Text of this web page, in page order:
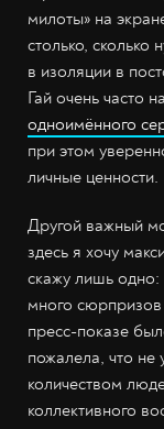
милоты» на
столько,
в изоляции в
Гай очень часто
одноимённого
при этом
личные ценности.
Другой важный
здесь я хочу
скажу лишь одно:
много
пресс-показе
пожалела, что не
количеством
коллективного